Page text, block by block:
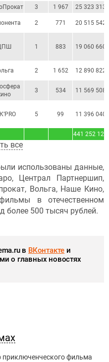
441 252 126
3 1 967 25 323 313
2 771 20 515 542
1 883 19 060 660
2 1 652 12 890 822
3 534 11 569 508
5 99 11 396 040
все
использованы данные,
Централ Партнершип,
Вольга, Наше Кино,
в отечественном
более 500 тысяч рублей.
в ВКонтакте и
о главных новостях
приключенческого фильма